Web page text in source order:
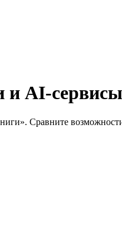
и AI-сервисы
Сравните